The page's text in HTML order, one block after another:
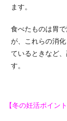
ます。
食べたものは胃
が、これらの消
ているときなど
す。
【冬の妊活ポイント